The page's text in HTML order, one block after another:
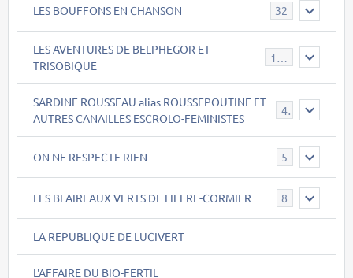
LES BOUFFONS EN CHANSON 32
LES AVENTURES DE BELPHEGOR ET
TRISOBIQUE
147
SARDINE ROUSSEAU alias ROUSSEPOUTINE ET
AUTRES CANAILLES ESCROLO-FEMINISTES
40
ON NE RESPECTE RIEN 5
LES BLAIREAUX VERTS DE LIFFRE-CORMIER 8
LA REPUBLIQUE DE LUCIVERT
L'AFFAIRE DU BIO-FERTIL